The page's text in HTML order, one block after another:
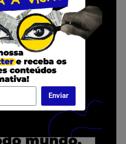
Enviar